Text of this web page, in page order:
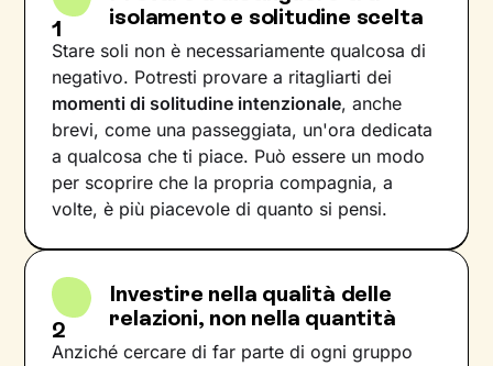
1
isolamento e solitudine scelta
Stare soli non è necessariamente qualcosa di
negativo. Potresti provare a ritagliarti dei
momenti di solitudine intenzionale, anche
brevi, come una passeggiata, un'ora dedicata
a qualcosa che ti piace. Può essere un modo
per scoprire che la propria compagnia, a
volte, è più piacevole di quanto si pensi.
2
Investire nella qualità delle
relazioni, non nella quantità
Anziché cercare di far parte di ogni gruppo